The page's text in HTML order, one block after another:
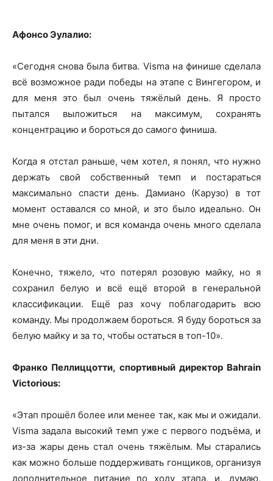
Афонсо Эулалио:
«Сегодня снова была битва. Visma на финише сделала
всё возможное ради победы на этапе с Вингегором, и
для меня это был очень тяжёлый день. Я просто
пытался выложиться на максимум, сохранять
концентрацию и бороться до самого финиша.
Когда я отстал раньше, чем хотел, я понял, что нужно
держать свой собственный темп и постараться
максимально спасти день. Дамиано (Карузо) в тот
момент оставался со мной, и это было идеально. Он
мне очень помог, и вся команда очень много сделала
для меня в эти дни.
Конечно, тяжело, что потерял розовую майку, но я
сохранил белую и всё ещё второй в генеральной
классификации. Ещё раз хочу поблагодарить всю
команду. Мы продолжаем бороться. Я буду бороться за
белую майку и за то, чтобы остаться в топ-10».
Франко Пеллиццотти, спортивный директор Bahrain
Victorious:
«Этап прошёл более или менее так, как мы и ожидали.
Visma задала высокий темп уже с первого подъёма, и
из-за жары день стал очень тяжёлым. Мы старались
как можно больше поддерживать гонщиков, организуя
дополнительное питание по ходу этапа, и, думаю,